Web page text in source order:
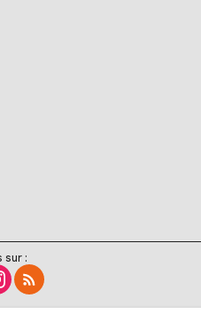
sur :